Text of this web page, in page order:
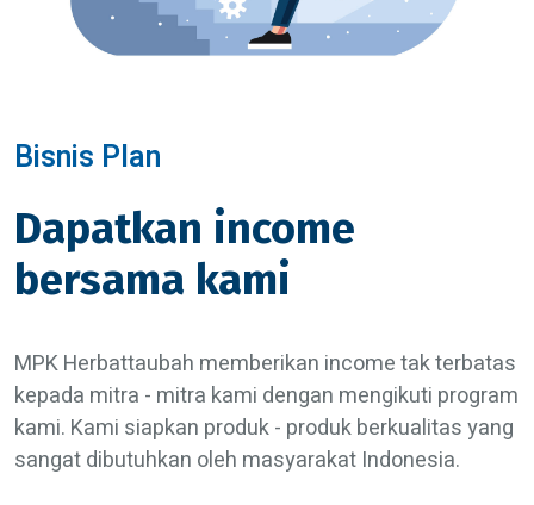
Bisnis Plan
Dapatkan income
bersama kami
MPK Herbattaubah memberikan income tak terbatas
kepada mitra - mitra kami dengan mengikuti program
kami. Kami siapkan produk - produk berkualitas yang
sangat dibutuhkan oleh masyarakat Indonesia.